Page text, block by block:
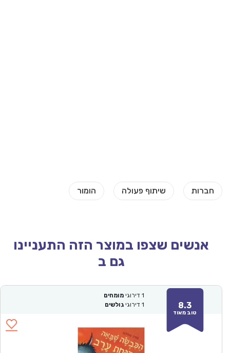
אנשים שצפו במוצר הזה התעניינו
גם ב
8.3
טוב מאוד
1 דירוגי מומחים
1 דירוגי גולשים